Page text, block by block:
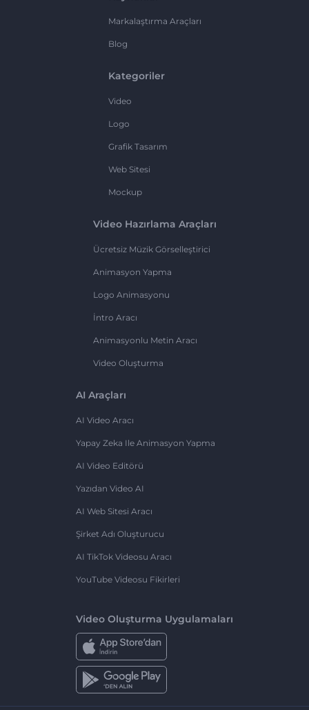
Markalaştırma Araçları
Blog
Kategoriler
Video
Logo
Grafik Tasarım
Web Sitesi
Mockup
Video Hazırlama Araçları
Ücretsiz Müzik Görselleştirici
Animasyon Yapma
Logo Animasyonu
İntro Aracı
Animasyonlu Metin Aracı
Video Oluşturma
AI Araçları
AI Video Aracı
Yapay Zeka Ile Animasyon Yapma
AI Video Editörü
Yazıdan Video AI
AI Web Sitesi Aracı
Şirket Adı Oluşturucu
AI TikTok Videosu Aracı
YouTube Videosu Fikirleri
Video Oluşturma Uygulamaları